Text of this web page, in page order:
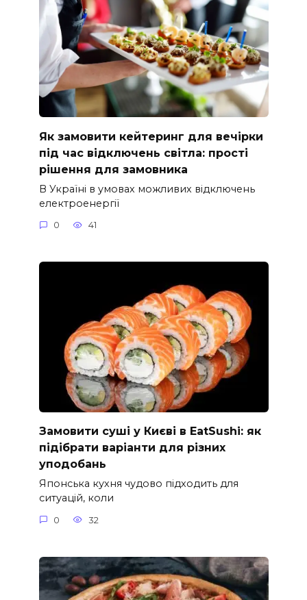
Як замовити кейтеринг для вечірки
під час відключень світла: прості
рішення для замовника
В Україні в умовах можливих відключень
електроенергії
0 41
Замовити суші у Києві в EatSushi: як
підібрати варіанти для різних
уподобань
Японська кухня чудово підходить для
ситуацій, коли
0 32